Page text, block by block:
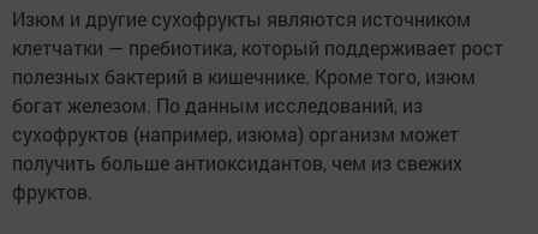
Изюм и другие сухофрукты являются источником
клетчатки — пребиотика, который поддерживает рост
полезных бактерий в кишечнике. Кроме того, изюм
богат железом. По данным исследований, из
сухофруктов (например, изюма) организм может
получить больше антиоксидантов, чем из свежих
фруктов.